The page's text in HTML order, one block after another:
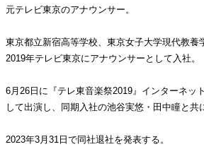
元テレビ東京のアナウンサー。
東京都立新宿高等学校、東京女子大学現代教養
2019年テレビ東京にアナウンサーとして入社。
6月26日に『テレ東音楽祭2019』インターネッ
して出演し、同期入社の池谷実悠・田中瞳と共
2023年3月31日で同社退社を発表する。